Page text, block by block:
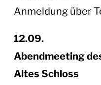
Anmeldung über
12.09.
Abendmeeting
Altes Schloss